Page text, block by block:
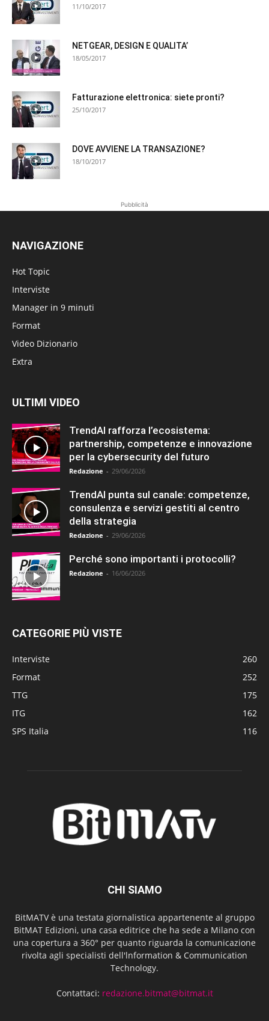
11/10/2017
NETGEAR, DESIGN E QUALITA’
18/05/2017
Fatturazione elettronica: siete pronti?
25/10/2017
DOVE AVVIENE LA TRANSAZIONE?
18/10/2017
Pubblicità
NAVIGAZIONE
Hot Topic
Interviste
Manager in 9 minuti
Format
Video Dizionario
Extra
ULTIMI VIDEO
TrendAI rafforza l’ecosistema:
partnership, competenze e innovazione
per la cybersecurity del futuro
Redazione - 29/06/2026
TrendAI punta sul canale: competenze,
consulenza e servizi gestiti al centro
della strategia
Redazione - 29/06/2026
Perché sono importanti i protocolli?
Redazione - 16/06/2026
CATEGORIE PIÙ VISTE
Interviste
260
Format
252
TTG
175
ITG
162
SPS Italia
116
CHI SIAMO
BitMATV è una testata giornalistica appartenente al gruppo
BitMAT Edizioni, una casa editrice che ha sede a Milano con
una copertura a 360° per quanto riguarda la comunicazione
rivolta agli specialisti dell'lnformation & Communication
Technology.
Contattaci: redazione.bitmat@bitmat.it